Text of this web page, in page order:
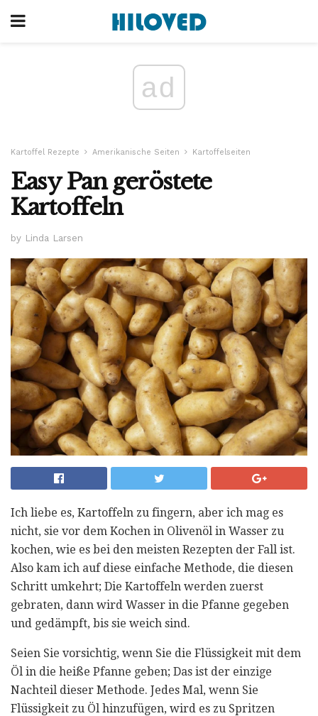
ad
Kartoffel Rezepte Amerikanische Seiten Kartoffelseiten
Easy Pan geröstete
Kartoffeln
by Linda Larsen
Ich liebe es, Kartoffeln zu fingern, aber ich mag es
nicht, sie vor dem Kochen in Olivenöl in Wasser zu
kochen, wie es bei den meisten Rezepten der Fall ist.
Also kam ich auf diese einfache Methode, die diesen
Schritt umkehrt; Die Kartoffeln werden zuerst
gebraten, dann wird Wasser in die Pfanne gegeben
und gedämpft, bis sie weich sind.
Seien Sie vorsichtig, wenn Sie die Flüssigkeit mit dem
Öl in die heiße Pfanne geben; Das ist der einzige
Nachteil dieser Methode. Jedes Mal, wenn Sie
Flüssigkeit zu Öl hinzufügen, wird es zu Spritzen